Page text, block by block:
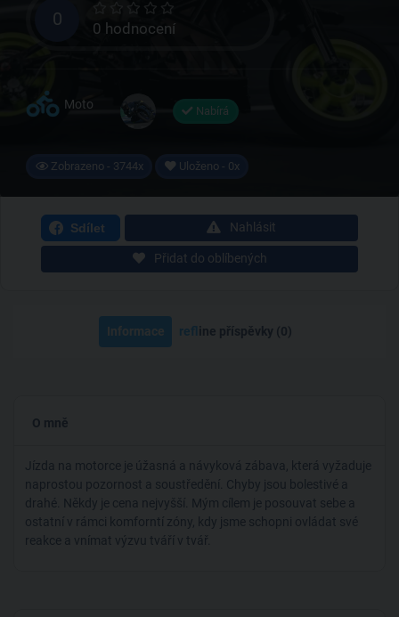
0 0 hodnocení
Moto Nabírá
Zobrazeno - 3744x Uloženo - 0x
Nahlásit
Přidat do oblíbených
Sdílet
Informace ref line příspěvky (0)
O mně
Jízda na motorce je úžasná a návyková zábava, která vyžaduje
naprostou pozornost a soustředění. Chyby jsou bolestivé a
drahé. Někdy je cena nejvyšší. Mým cílem je posouvat sebe a
ostatní v rámci komforntí zóny, kdy jsme schopni ovládat své
reakce a vnímat výzvu tváří v tvář.